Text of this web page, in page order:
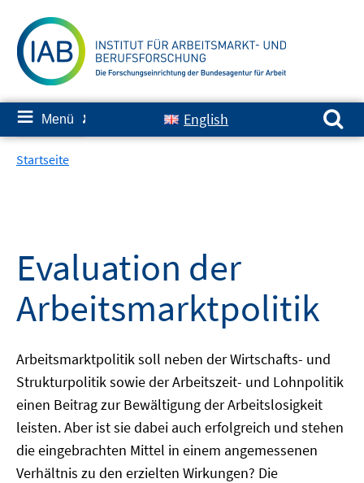
zum
Inhalt
≡ Menü ✘ English
Suchen nach:
Startseite
Evaluation der
Arbeitsmarktpolitik
Arbeitsmarktpolitik soll neben der Wirtschafts- und
Strukturpolitik sowie der Arbeitszeit- und Lohnpolitik
einen Beitrag zur Bewältigung der Arbeitslosigkeit
leisten. Aber ist sie dabei auch erfolgreich und stehen
die eingebrachten Mittel in einem angemessenen
Verhältnis zu den erzielten Wirkungen? Die